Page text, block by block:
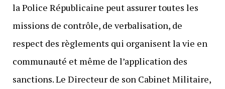
la Police Républicaine peut assurer toutes les
missions de contrôle, de verbalisation, de
respect des règlements qui organisent la vie en
communauté et même de l’application des
sanctions. Le Directeur de son Cabinet Militaire,